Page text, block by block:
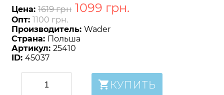
Цена: 1619 грн 1099 грн.
Опт: 1100 грн.
Производитель: Wader
Страна: Польша
Артикул: 25410
ID: 45037
КУПИТЬ